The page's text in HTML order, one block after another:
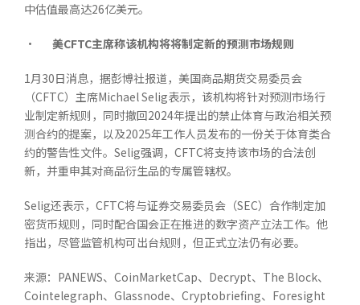
中估值最高达26亿美元。
• 美CFTC主席称该机构将将制定新的预测市场规则
1月30日消息，据彭博社报道，美国商品期货交易委员会
（CFTC）主席Michael Selig表示，该机构将针对预测市场行
业制定新规则，同时撤回2024年提出的禁止体育与政治相关预
测合约的提案，以及2025年工作人员发布的一份关于体育类合
约的警告性文件。Selig强调，CFTC将支持该市场的合法创
新，并重申其对商品衍生品的专属管辖权。
Selig还表示，CFTC将与证券交易委员会（SEC）合作制定加
密货币规则，同时配合国会正在推进的数字资产立法工作。他
指出，尽管监管机构可出台规则，但正式立法仍有必要。
来源：PANEWS、CoinMarketCap、Decrypt、The Block、
Cointelegraph、Glassnode、Cryptobriefing、Foresight